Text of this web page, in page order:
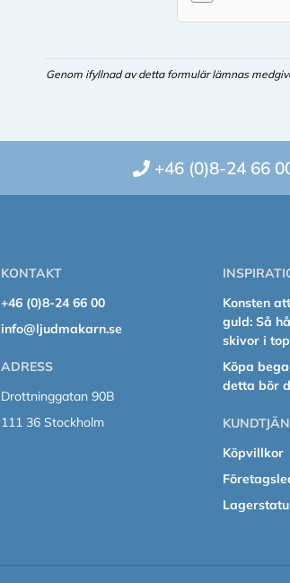
Genom ifyllnad av detta formulär lämnas
+46 (0)8-24 66
KONTAKT
+46 (0)8-24 66 00
info@ljudmakarn.se
ADRESS
Drottninggatan 90B
111 36 Stockholm
Konsten
guld: Så
skivor i
Köpa
detta bör
Köpvillkor